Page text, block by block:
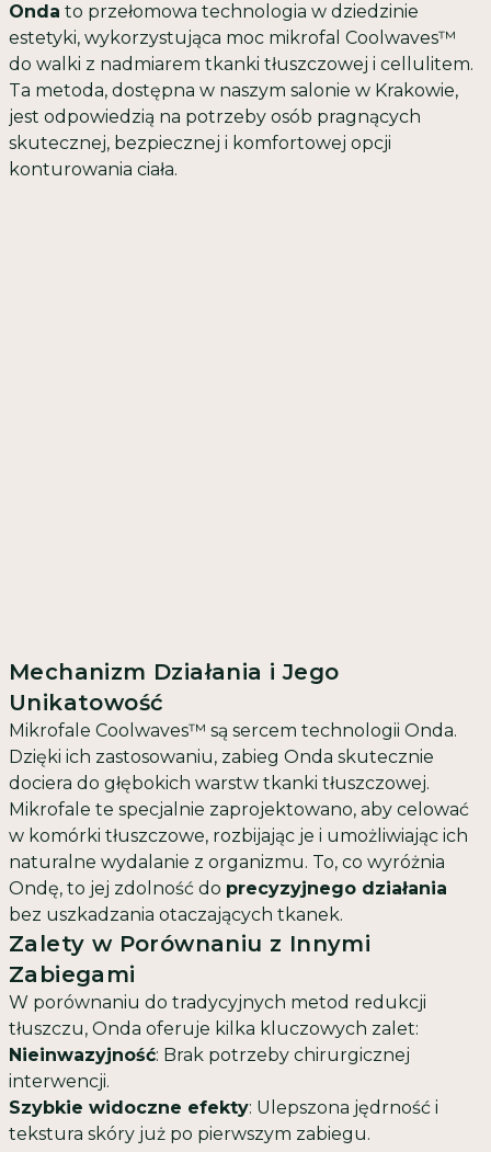
Onda to przełomowa technologia w dziedzinie
estetyki, wykorzystująca moc mikrofal Coolwaves™
do walki z nadmiarem tkanki tłuszczowej i cellulitem.
Ta metoda, dostępna w naszym salonie w Krakowie,
jest odpowiedzią na potrzeby osób pragnących
skutecznej, bezpiecznej i komfortowej opcji
konturowania ciała.
Mechanizm Działania i Jego
Unikatowość
Mikrofale Coolwaves™ są sercem technologii Onda.
Dzięki ich zastosowaniu, zabieg Onda skutecznie
dociera do głębokich warstw tkanki tłuszczowej.
Mikrofale te specjalnie zaprojektowano, aby celować
w komórki tłuszczowe, rozbijając je i umożliwiając ich
naturalne wydalanie z organizmu. To, co wyróżnia
Ondę, to jej zdolność do precyzyjnego działania
bez uszkadzania otaczających tkanek.
Zalety w Porównaniu z Innymi
Zabiegami
W porównaniu do tradycyjnych metod redukcji
tłuszczu, Onda oferuje kilka kluczowych zalet:
Nieinwazyjność: Brak potrzeby chirurgicznej
interwencji.
Szybkie widoczne efekty: Ulepszona jędrność i
tekstura skóry już po pierwszym zabiegu.